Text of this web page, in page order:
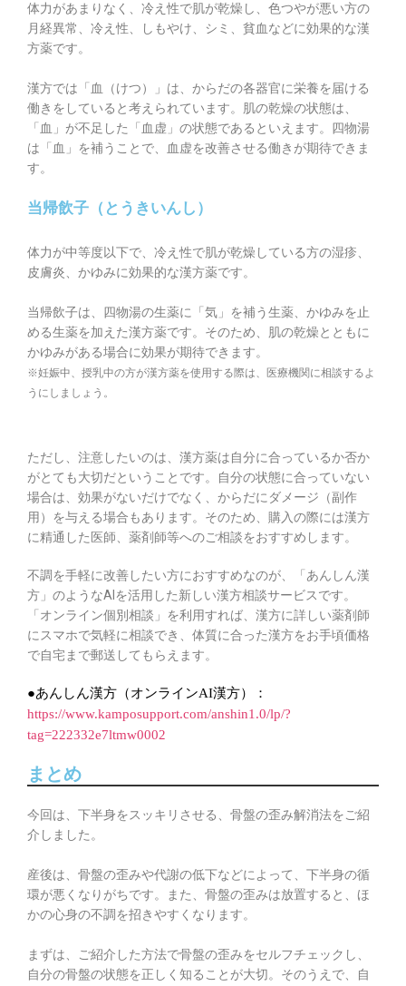
体力があまりなく、冷え性で肌が乾燥し、色つやが悪い方の
月経異常、冷え性、しもやけ、シミ、貧血などに効果的な漢
方薬です。
漢方では「血（けつ）」は、からだの各器官に栄養を届ける
働きをしていると考えられています。肌の乾燥の状態は、
「血」が不足した「血虚」の状態であるといえます。四物湯
は「血」を補うことで、血虚を改善させる働きが期待できま
す。
当帰飲子（とうきいんし）
体力が中等度以下で、冷え性で肌が乾燥している方の湿疹、
皮膚炎、かゆみに効果的な漢方薬です。
当帰飲子は、四物湯の生薬に「気」を補う生薬、かゆみを止
める生薬を加えた漢方薬です。そのため、肌の乾燥とともに
かゆみがある場合に効果が期待できます。
※妊娠中、授乳中の方が漢方薬を使用する際は、医療機関に相談するよ
うにしましょう。
ただし、注意したいのは、漢方薬は自分に合っているか否か
がとても大切だということです。自分の状態に合っていない
場合は、効果がないだけでなく、からだにダメージ（副作
用）を与える場合もあります。そのため、購入の際には漢方
に精通した医師、薬剤師等へのご相談をおすすめします。
不調を手軽に改善したい方におすすめなのが、「あんしん漢
方」のようなAIを活用した新しい漢方相談サービスです。
「オンライン個別相談」を利用すれば、漢方に詳しい薬剤師
にスマホで気軽に相談でき、体質に合った漢方をお手頃価格
で自宅まで郵送してもらえます。
●あんしん漢方（オンラインAI漢方）：
https://www.kamposupport.com/anshin1.0/lp/?
tag=222332e7ltmw0002
まとめ
今回は、下半身をスッキリさせる、骨盤の歪み解消法をご紹
介しました。
産後は、骨盤の歪みや代謝の低下などによって、下半身の循
環が悪くなりがちです。また、骨盤の歪みは放置すると、ほ
かの心身の不調を招きやすくなります。
まずは、ご紹介した方法で骨盤の歪みをセルフチェックし、
自分の骨盤の状態を正しく知ることが大切。そのうえで、自